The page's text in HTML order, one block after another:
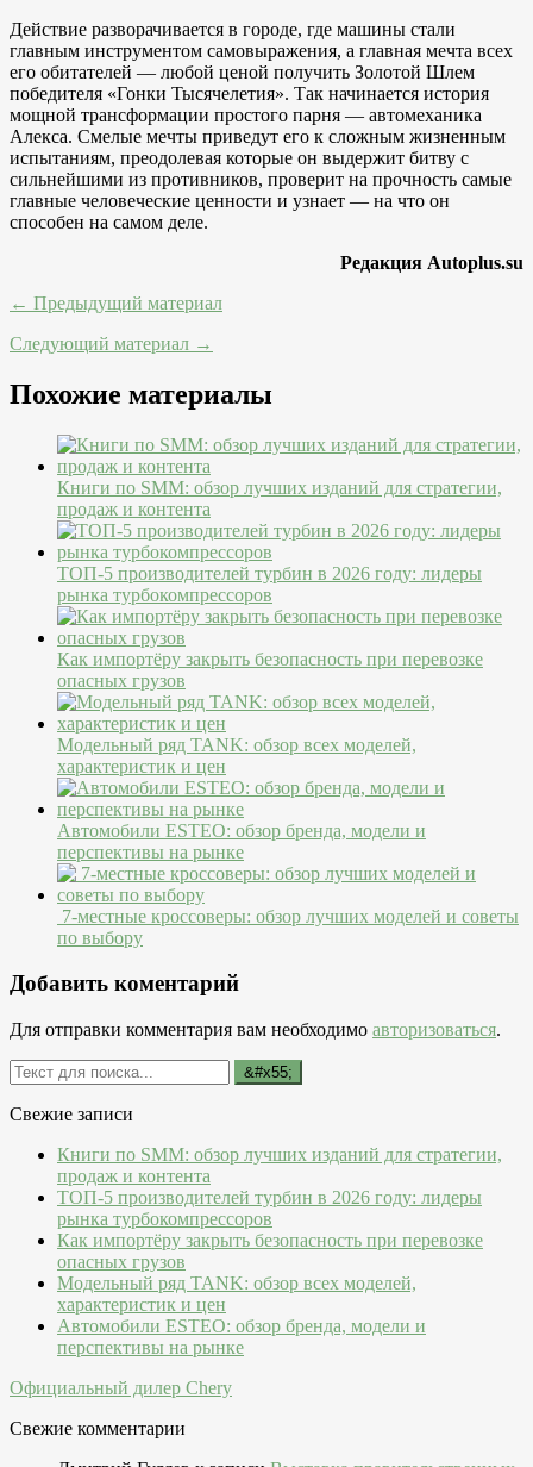
Действие разворачивается в городе, где машины стали
главным инструментом самовыражения, а главная мечта всех
его обитателей — любой ценой получить Золотой Шлем
победителя «Гонки Тысячелетия». Так начинается история
мощной трансформации простого парня — автомеханика
Алекса. Смелые мечты приведут его к сложным жизненным
испытаниям, преодолевая которые он выдержит битву с
сильнейшими из противников, проверит на прочность самые
главные человеческие ценности и узнает — на что он
способен на самом деле.
Редакция Autoplus.su
← Предыдущий материал
Следующий материал →
Похожие материалы
Книги по SMM: обзор лучших изданий для стратегии,
продаж и контента
ТОП-5 производителей турбин в 2026 году: лидеры
рынка турбокомпрессоров
Как импортёру закрыть безопасность при перевозке
опасных грузов
Модельный ряд TANK: обзор всех моделей,
характеристик и цен
Автомобили ESTEO: обзор бренда, модели и
перспективы на рынке
7-местные кроссоверы: обзор лучших моделей и советы
по выбору
Добавить коментарий
Для отправки комментария вам необходимо авторизоваться.
Свежие записи
Книги по SMM: обзор лучших изданий для стратегии,
продаж и контента
ТОП-5 производителей турбин в 2026 году: лидеры
рынка турбокомпрессоров
Как импортёру закрыть безопасность при перевозке
опасных грузов
Модельный ряд TANK: обзор всех моделей,
характеристик и цен
Автомобили ESTEO: обзор бренда, модели и
перспективы на рынке
Официальный дилер Chery
Свежие комментарии